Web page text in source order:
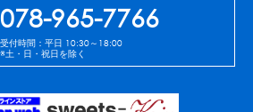
078-965-7766
受付時間：平日 10:30～18:00
※土・日・祝日を除く